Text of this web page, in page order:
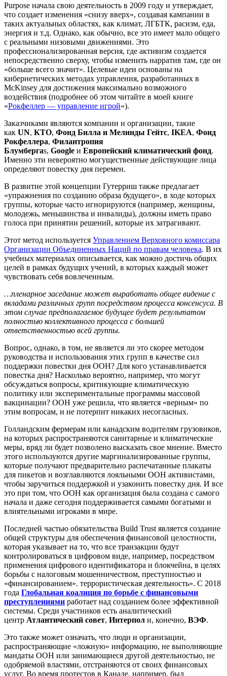
Purpose начала свою деятельность в 2009 году и утверждает,
что создает изменения «снизу вверх», создавая кампании в
таких актуальных областях, как климат, ЛГБТК, расизм, еда,
энергия и т.д. Однако, как обычно, все это имеет мало общего
с реальными низовыми движениями. Это
профессионализированная версия, где активизм создается
непосредственно сверху, чтобы изменить нарратив там, где он
«больше всего значит». Целевые идеи основаны на
кибернетических методах управления, разработанных в
McKinsey для достижения максимально возможного
воздействия (подробнее об этом читайте в моей книге
«Рокфеллер — управление игрой«).
Заказчиками являются компании и организации, такие
как UN, КТО, Фонд Билла и Мелинды Гейтс, IKEA, Фонд
Рокфеллера, Филантропия
Блумбергаs, Google и Европейский климатический фонд.
Именно эти невероятно могущественные действующие лица
определяют повестку дня перемен.
В развитие этой концепции Гутерриш также предлагает
«упражнения по созданию образа будущего», в ходе которых
группы, которые часто игнорируются (например, женщины,
молодежь, меньшинства и инвалиды), должны иметь право
голоса при принятии решений, которые их затрагивают.
Этот метод используется Управлением Верховного комиссара
Организации Объединенных Наций по правам человека. В их
учебных материалах описывается, как можно достичь общих
целей в рамках будущих учений, в которых каждый может
чувствовать себя вовлеченным.
…пленарное заседание может выработать общее видение с
вкладами различных групп посредством процесса консенсуса. В
этом случае предполагаемое будущее будет результатом
полностью коллективного процесса с большей
ответственностью всей группы.
Вопрос, однако, в том, не является ли это скорее методом
руководства и использования этих групп в качестве сил
поддержки повестки дня ООН? Для кого устанавливается
повестка дня? Насколько вероятно, например, что могут
обсуждаться вопросы, критикующие климатическую
политику или экспериментальные программы массовой
вакцинации? ООН уже решила, что является «верным» по
этим вопросам, и не потерпит никаких несогласных.
Голландским фермерам или канадским водителям грузовиков,
на которых распространяются санитарные и климатические
меры, вряд ли будет позволено высказать свое мнение. Вместо
этого используются другие маргинализированные группы,
которые получают предварительно распечатанные плакаты
для пикетов и возглавляются лояльными ООН активистами,
чтобы заручиться поддержкой и узаконить повестку дня. И все
это при том, что ООН как организация была создана с самого
начала и даже сегодня поддерживается самыми богатыми и
влиятельными игроками в мире.
Последней частью обязательства Build Trust является создание
общей структуры для обеспечения финансовой целостности,
которая указывает на то, что все транзакции будут
контролироваться в цифровом виде, например, посредством
применения цифрового идентификатора и блокчейна, в целях
борьбы с налоговым мошенничеством, преступностью и
«финансированием». террористическая деятельность». С 2018
года Глобальная коалиция по борьбе с финансовыми
преступлениями работает над созданием более эффективной
системы. Среди участников есть аналитический
центр Атлантический совет, Интерпол и, конечно, ВЭФ.
Это также может означать, что люди и организации,
распространяющие «ложную» информацию, не выполняющие
мандаты ООН или занимающиеся другой деятельностью, не
одобряемой властями, отстраняются от своих финансовых
услуг. Во время протестов в Канаде, например, был